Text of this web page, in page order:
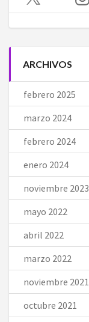
ARCHIVOS
febrero 2025
marzo 2024
febrero 2024
enero 2024
noviembre 2023
mayo 2022
abril 2022
marzo 2022
noviembre 2021
octubre 2021